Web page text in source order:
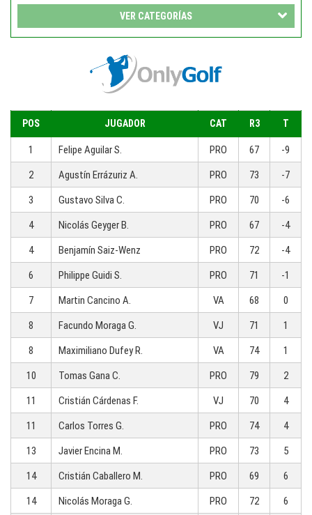
VER CATEGORÍAS
POS JUGADOR CAT R3 T
1 Felipe Aguilar S. PRO 67
-9
2
Agustín Errázuriz A. PRO 73
-7
3
Gustavo Silva C. PRO 70
-6
4
Nicolás Geyger B. PRO 67
-4
4
Benjamín Saiz-Wenz PRO 72
-4
6
Philippe Guidi S. PRO 71
-1
7
Martin Cancino A. VA 68
0
8
Facundo Moraga G. VJ 71
1
8
Maximiliano Dufey R. VA 74
1
10
Tomas Gana C. PRO 79
2
11
Cristián Cárdenas F. VJ 70
4
11
Carlos Torres G. PRO 74
4
13
Javier Encina M. PRO 73
5
14
Cristián Caballero M. PRO 69
6
14
Nicolás Moraga G. PRO 72
6